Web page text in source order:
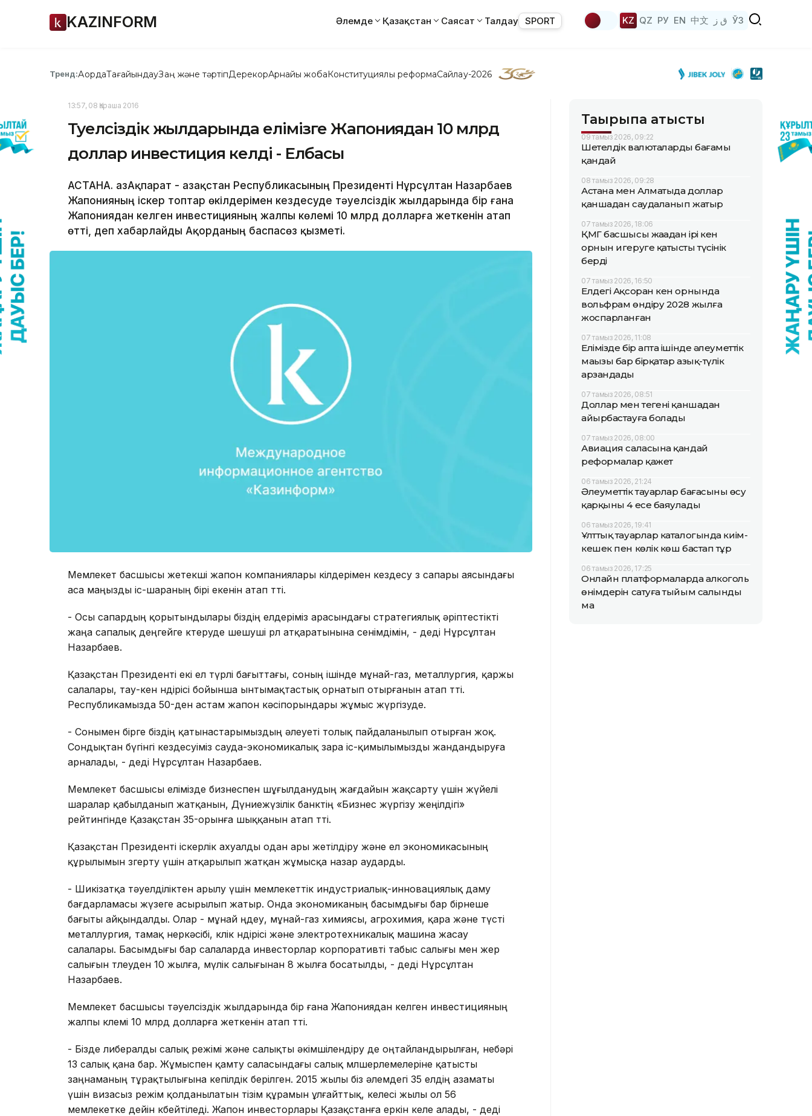
KAZINFORM Әлемде Қазақстан Саясат Талдау SPORT KZ QZ РУ EN 中文 ق ز ЎЗ
Тренд:АқордаТағайындауЗаң және тәртіпДерекқорАрнайы жобаКонституциялық реформаСайлау-2026
13:57, 08 Қараша 2016
Тәуелсіздік жылдарында елімізге Жапониядан 10 млрд
доллар инвестиция келді - Елбасы
АСТАНА. ҚазАқпарат - Қазақстан Республикасының Президенті Нұрсұлтан Назарбаев
Жапонияның іскер топтар өкілдерімен кездесуде тәуелсіздік жылдарында бір ғана
Жапониядан келген инвестицияның жалпы көлемі 10 млрд долларға жеткенін атап
өтті, деп хабарлайды Ақорданың баспасөз қызметі.
Мемлекет басшысы жетекші жапон компаниялары өкілдерімен кездесу өз сапары аясындағы
аса маңызды іс-шараның бірі екенін атап өтті.
- Осы сапардың қорытындылары біздің елдеріміз арасындағы стратегиялық әріптестікті
жаңа сапалық деңгейге көтеруде шешуші рөл атқаратынына сенімдімін, - деді Нұрсұлтан
Назарбаев.
Қазақстан Президенті екі ел түрлі бағыттағы, соның ішінде мұнай-газ, металлургия, қаржы
салалары, тау-кен өндірісі бойынша ынтымақтастық орнатып отырғанын атап өтті.
Республикамызда 50-ден астам жапон кәсіпорындары жұмыс жүргізуде.
- Сонымен бірге біздің қатынастарымыздың әлеуеті толық пайдаланылып отырған жоқ.
Сондықтан бүгінгі кездесуіміз сауда-экономикалық өзара іс-қимылымызды жандандыруға
арналады, - деді Нұрсұлтан Назарбаев.
Мемлекет басшысы елімізде бизнеспен шұғылданудың жағдайын жақсарту үшін жүйелі
шаралар қабылданып жатқанын, Дүниежүзілік банктің «Бизнес жүргізу жеңілдігі»
рейтингінде Қазақстан 35-орынға шыққанын атап өтті.
Қазақстан Президенті іскерлік ахуалды одан ары жетілдіру және ел экономикасының
құрылымын өзгерту үшін атқарылып жатқан жұмысқа назар аударды.
- Шикізатқа тәуелділіктен арылу үшін мемлекеттік индустриалық-инновациялық даму
бағдарламасы жүзеге асырылып жатыр. Онда экономиканың басымдығы бар бірнеше
бағыты айқындалды. Олар - мұнай өңдеу, мұнай-газ химиясы, агрохимия, қара және түсті
металлургия, тамақ өнеркәсібі, көлік өндірісі және электротехникалық машина жасау
салалары. Басымдығы бар салаларда инвесторлар корпоративті табыс салығы мен жер
салығын төлеуден 10 жылға, мүлік салығынан 8 жылға босатылды, - деді Нұрсұлтан
Назарбаев.
Мемлекет басшысы тәуелсіздік жылдарында бір ғана Жапониядан келген инвестицияның
жалпы көлемі 10 млрд долларға жеткенін атап өтті.
- Бізде либералды салық режімі және салықты әкімшілендіру де оңтайландырылған, небәрі
13 салық қана бар. Жұмыспен қамту саласындағы салық мөлшерлемелеріне қатысты
заңнаманың тұрақтылығына кепілдік берілген. 2015 жылы біз әлемдегі 35 елдің азаматы
үшін визасыз режім қолданылатын тізім құрамын ұлғайттық, келесі жылы ол 56
мемлекетке дейін көбейтіледі. Жапон инвесторлары Қазақстанға еркін келе алады, - деді
Тақырыпқа қатысты
09 тамыз 2026, 09:22
Шетелдік валюталардың бағамы
қандай
08 тамыз 2026, 09:28
Астана мен Алматыда доллар
қаншадан саудаланып жатыр
07 тамыз 2026, 18:06
ҚМГ басшысы жаңадан ірі кен
орнын игеруге қатысты түсінік
берді
07 тамыз 2026, 16:50
Елдегі Ақсоран кен орнында
вольфрам өндіру 2028 жылға
жоспарланған
07 тамыз 2026, 11:08
Елімізде бір апта ішінде әлеуметтік
маңызы бар бірқатар азық-түлік
арзандады
07 тамыз 2026, 08:51
Доллар мен теңгені қаншадан
айырбастауға болады
07 тамыз 2026, 08:00
Авиация саласына қандай
реформалар қажет
06 тамыз 2026, 21:24
Әлеуметтік тауарлар бағасының өсу
қарқыны 4 есе баяулады
06 тамыз 2026, 19:41
Ұлттық тауарлар каталогында киім-
кешек пен көлік көш бастап тұр
06 тамыз 2026, 17:25
Онлайн платформаларда алкоголь
өнімдерін сатуға тыйым салынды
ма